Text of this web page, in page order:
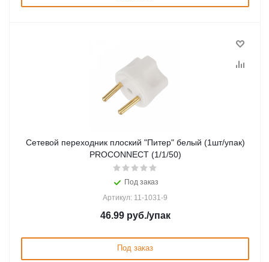
Сетевой переходник плоский "Питер" белый (1шт/упак)
PROCONNECT (1/1/50)
Под заказ
Артикул: 11-1031-9
46.99руб./упак
Под заказ